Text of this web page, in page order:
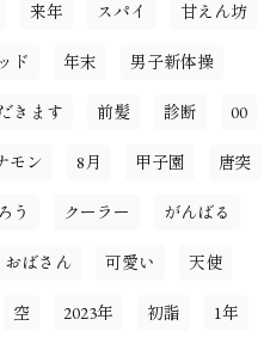
来年 スパイ 甘えん坊
ド 年末 男子新体操
きます 前髪 診断 00
モン 8月 甲子園 唐突
う クーラー がんばる
おばさん 可愛い 天使
空 2023年 初詣 1年